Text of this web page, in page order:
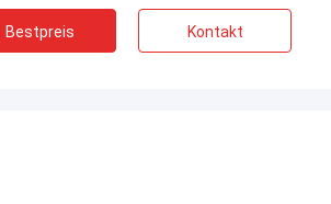
Bestpreis Kontakt